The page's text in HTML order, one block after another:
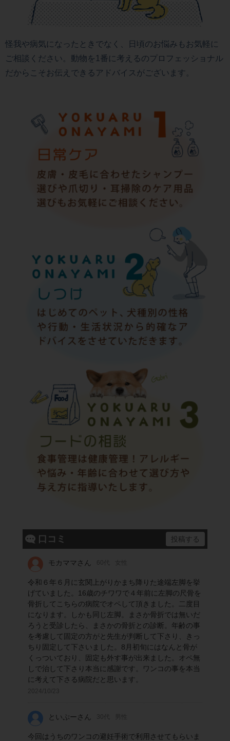
怪我や病気になったときでなく、日頃のお悩みもお気軽に
ご相談ください。動物を1番に考えるのプロフェッショナル
だからこそお伝えできるアドバイスがございます。
口コミ 投稿する
モカママさん 60代 女性
令和６年６月に玄関上がりかまち降りた途端左脚を挙
げていました。16歳のチワワで４年前に左脚の尺骨を
骨折してこちらの病院でオペして頂きました。二度目
になります。しかも同じ左脚。まさか骨折では無いだ
ろうと受診したら、まさかの骨折との診断。年齢の事
を考慮して固定の方がと先生が判断して下さり、きっ
ちり固定して下さいました。8月初旬にはなんと骨が
くっついており、固定も外す事が出来ました。オペ無
しで治して下さり本当に感謝です。ワンコの事を本当
に考えて下さる病院だと思います。
といぷーさん 30代
今回はうちのワンコの避妊手術で利用させてもらいま